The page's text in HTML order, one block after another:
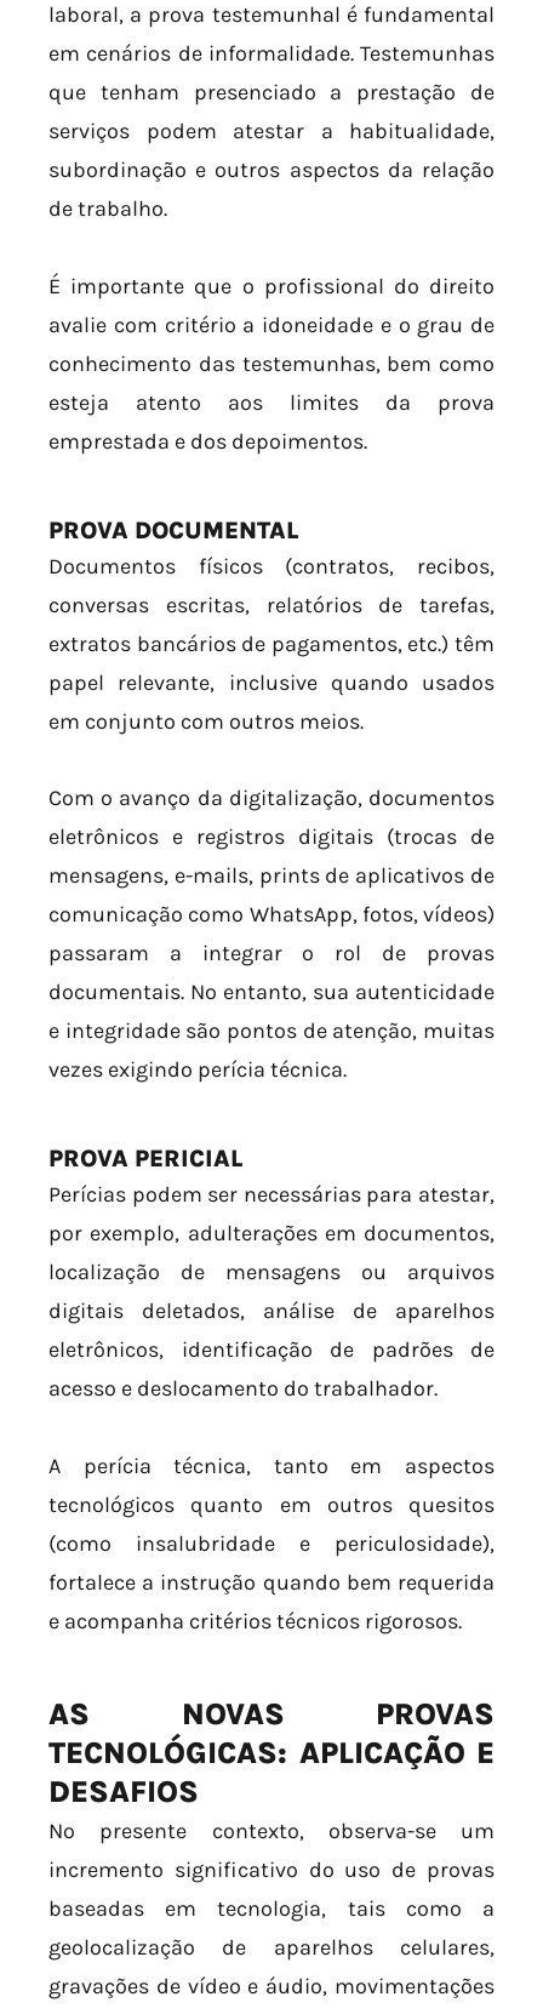
laboral, a prova testemunhal é fundamental
em cenários de informalidade. Testemunhas
que tenham presenciado a prestação de
serviços podem atestar a habitualidade,
subordinação e outros aspectos da relação
de trabalho.
É importante que o profissional do direito
avalie com critério a idoneidade e o grau de
conhecimento das testemunhas, bem como
esteja atento aos limites da prova
emprestada e dos depoimentos.
PROVA DOCUMENTAL
Documentos físicos (contratos, recibos,
conversas escritas, relatórios de tarefas,
extratos bancários de pagamentos, etc.) têm
papel relevante, inclusive quando usados
em conjunto com outros meios.
Com o avanço da digitalização, documentos
eletrônicos e registros digitais (trocas de
mensagens, e-mails, prints de aplicativos de
comunicação como WhatsApp, fotos, vídeos)
passaram a integrar o rol de provas
documentais. No entanto, sua autenticidade
e integridade são pontos de atenção, muitas
vezes exigindo perícia técnica.
PROVA PERICIAL
Perícias podem ser necessárias para atestar,
por exemplo, adulterações em documentos,
localização de mensagens ou arquivos
digitais deletados, análise de aparelhos
eletrônicos, identificação de padrões de
acesso e deslocamento do trabalhador.
A perícia técnica, tanto em aspectos
tecnológicos quanto em outros quesitos
(como insalubridade e periculosidade),
fortalece a instrução quando bem requerida
e acompanha critérios técnicos rigorosos.
AS NOVAS PROVAS
TECNOLÓGICAS: APLICAÇÃO E
DESAFIOS
No presente contexto, observa-se um
incremento significativo do uso de provas
baseadas em tecnologia, tais como a
geolocalização de aparelhos celulares,
gravações de vídeo e áudio, movimentações